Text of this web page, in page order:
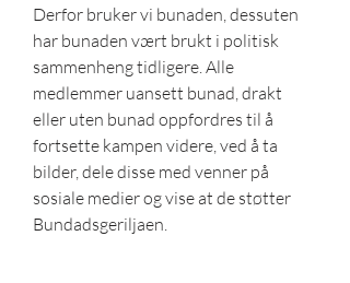
Derfor bruker vi bunaden, dessuten
har bunaden vært brukt i politisk
sammenheng tidligere. Alle
medlemmer uansett bunad, drakt
eller uten bunad oppfordres til å
fortsette kampen videre, ved å ta
bilder, dele disse med venner på
sosiale medier og vise at de støtter
Bundadsgeriljaen.